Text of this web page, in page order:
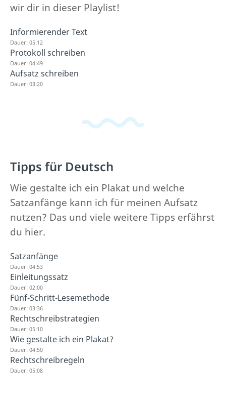
wir dir in dieser Playlist!
Informierender Text
Dauer: 05:12
Protokoll schreiben
Dauer: 04:49
Aufsatz schreiben
Dauer: 03:20
Tipps für Deutsch
Wie gestalte ich ein Plakat und welche
Satzanfänge kann ich für meinen Aufsatz
nutzen? Das und viele weitere Tipps erfährst
du hier.
Satzanfänge
Dauer: 04:53
Einleitungssatz
Dauer: 02:00
Fünf-Schritt-Lesemethode
Dauer: 03:36
Rechtschreibstrategien
Dauer: 05:10
Wie gestalte ich ein Plakat?
Dauer: 04:50
Rechtschreibregeln
Dauer: 05:08